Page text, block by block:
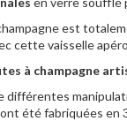
est
cette vaisselle
à champagne
différentes
ont été fabriquées en